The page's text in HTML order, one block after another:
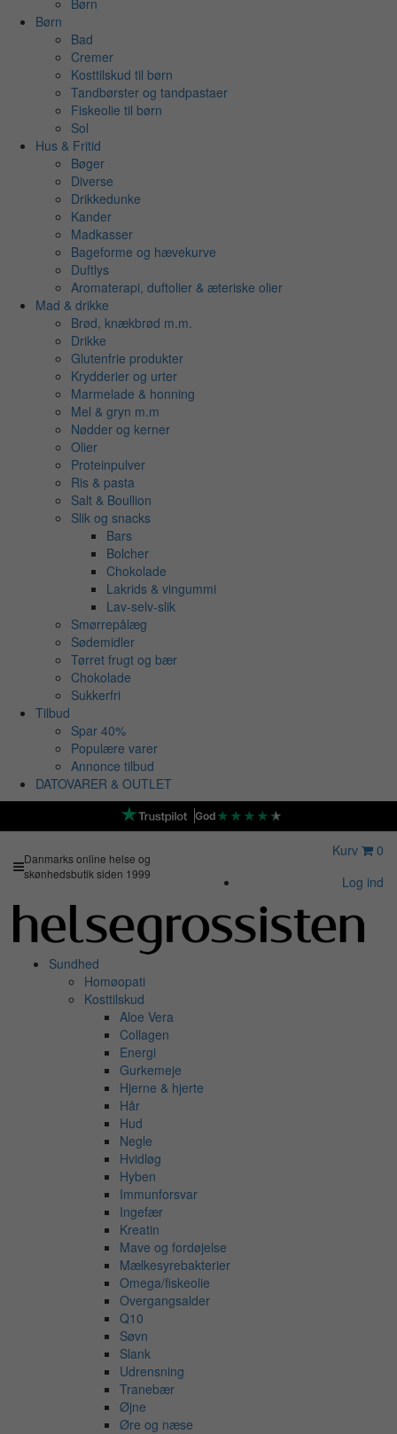
Børn
Børn
Bad
Cremer
Kosttilskud til børn
Tandbørster og tandpastaer
Fiskeolie til børn
Sol
Hus & Fritid
Bøger
Diverse
Drikkedunke
Kander
Madkasser
Bageforme og hævekurve
Duftlys
Aromaterapi, duftolier & æteriske olier
Mad & drikke
Brød, knækbrød m.m.
Drikke
Glutenfrie produkter
Krydderier og urter
Marmelade & honning
Mel & gryn m.m
Nødder og kerner
Olier
Proteinpulver
Ris & pasta
Salt & Boullion
Slik og snacks
Bars
Bolcher
Chokolade
Lakrids & vingummi
Lav-selv-slik
Smørrepålæg
Sødemidler
Tørret frugt og bær
Chokolade
Sukkerfri
Tilbud
Spar 40%
Populære varer
Annonce tilbud
DATOVARER & OUTLET
God ★ ★ ★ ★★
Danmarks online helse og
skønhedsbutik siden 1999
Kurv
0
Log ind
Sundhed
Homøopati
Kosttilskud
Aloe Vera
Collagen
Energi
Gurkemeje
Hjerne & hjerte
Hår
Hud
Negle
Hvidløg
Hyben
Immunforsvar
Ingefær
Kreatin
Mave og fordøjelse
Mælkesyrebakterier
Omega/fiskeolie
Overgangsalder
Q10
Søvn
Slank
Udrensning
Tranebær
Øjne
Øre og næse